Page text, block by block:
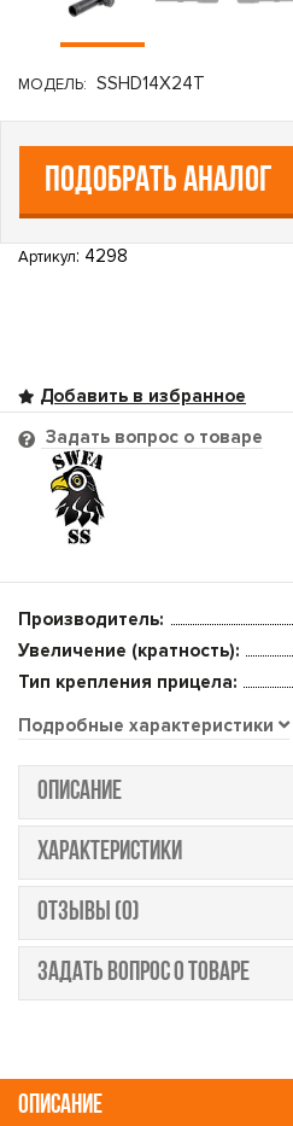
МОДЕЛЬ: SSHD14X24T
ПОДОБРАТЬ АНАЛОГ
Артикул: 4298
Задать вопрос о товаре
Производитель:
Увеличение (кратность):
Тип крепления прицела:
Подробные характеристики
ОПИСАНИЕ
ХАРАКТЕРИСТИКИ
ОТЗЫВЫ (0)
ЗАДАТЬ ВОПРОС О ТОВАРЕ
ОПИСАНИЕ